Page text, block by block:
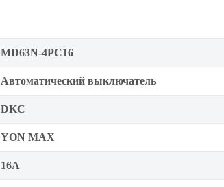
MD63N-4PC16
Автоматический выключатель
DKC
YON MAX
16А